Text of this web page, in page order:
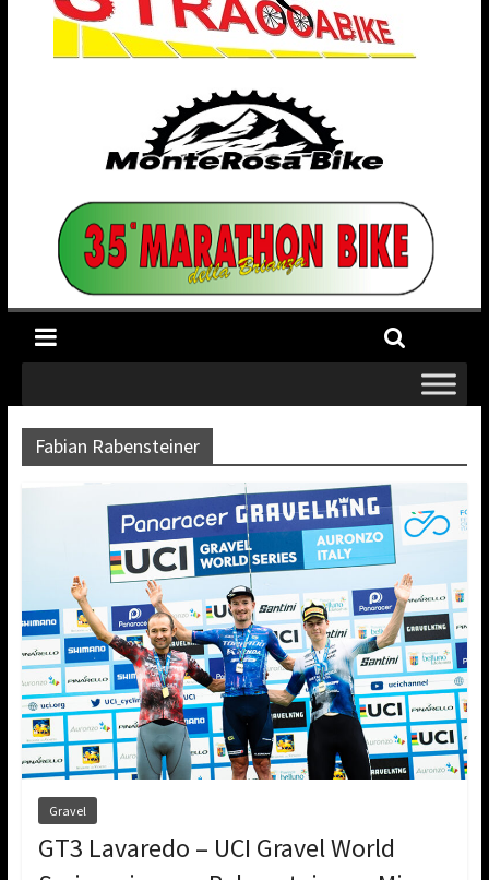
Fabian Rabensteiner
Gravel
GT3 Lavaredo – UCI Gravel World